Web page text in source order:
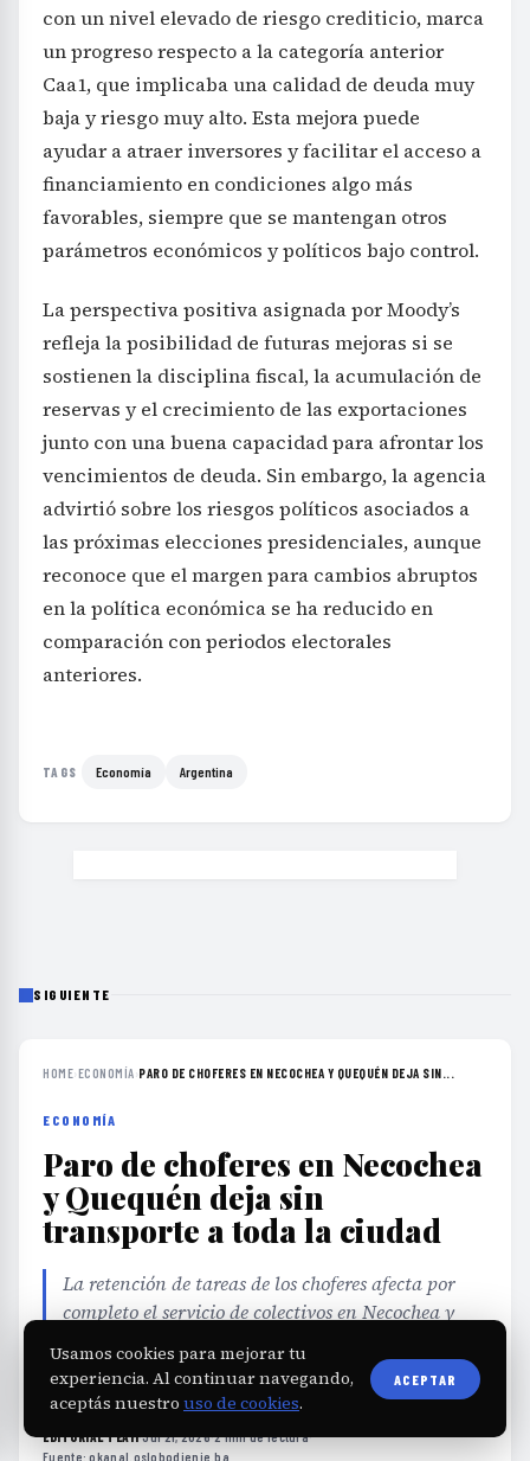
con un nivel elevado de riesgo crediticio, marca
un progreso respecto a la categoría anterior
Caa1, que implicaba una calidad de deuda muy
baja y riesgo muy alto. Esta mejora puede
ayudar a atraer inversores y facilitar el acceso a
financiamiento en condiciones algo más
favorables, siempre que se mantengan otros
parámetros económicos y políticos bajo control.
La perspectiva positiva asignada por Moody’s
refleja la posibilidad de futuras mejoras si se
sostienen la disciplina fiscal, la acumulación de
reservas y el crecimiento de las exportaciones
junto con una buena capacidad para afrontar los
vencimientos de deuda. Sin embargo, la agencia
advirtió sobre los riesgos políticos asociados a
las próximas elecciones presidenciales, aunque
reconoce que el margen para cambios abruptos
en la política económica se ha reducido en
comparación con periodos electorales
anteriores.
TAGS Economía Argentina
SIGUIENTE
HOME›ECONOMÍA›PARO DE CHOFERES EN NECOCHEA Y QUEQUÉN DEJA SIN...
ECONOMÍA
Paro de choferes en Necochea
y Quequén deja sin
transporte a toda la ciudad
La retención de tareas de los choferes afecta por
completo el servicio de colectivos en Necochea y
Quequén, generando preocupación por la
continuidad del transporte público.
EDITORIAL TEAM·Jul 21, 2026·2 min de lectura·
Fuente:okanal.oslobodjenje.ba
Usamos cookies para mejorar tu
experiencia. Al continuar navegando,
aceptás nuestro uso de cookies.
ACEPTAR